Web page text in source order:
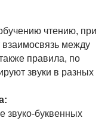
чтению, при
взаимосвязь между
правила, по
звуки в разных
звуко-буквенных